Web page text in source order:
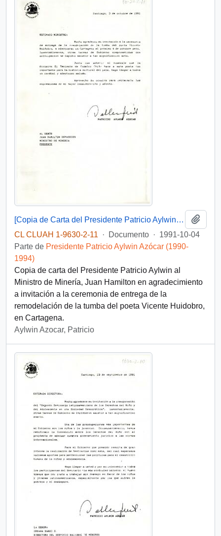
[Copia de Carta del Presidente Patricio Aylwin al Ministro de Minería, Juan Hamilton]
CL CLUAH 1-9630-2-11
· Documento · 1991-10-04
Parte de Presidente Patricio Aylwin Azócar (1990-
1994)
Copia de carta del Presidente Patricio Aylwin al
Ministro de Minería, Juan Hamilton en agradecimiento
a invitación a la ceremonia de entrega de la
remodelación de la tumba del poeta Vicente Huidobro,
en Cartagena.
Aylwin Azocar, Patricio